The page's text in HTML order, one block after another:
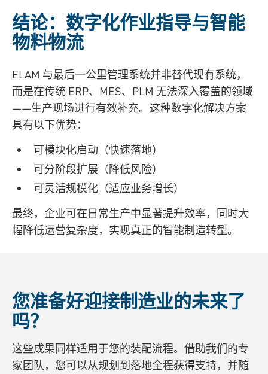
结论：数字化作业指导与智能
物料物流
ELAM 与最后一公里管理系统并非替代现有系统，
而是在传统 ERP、MES、PLM 无法深入覆盖的领域
——生产现场进行有效补充。这种数字化解决方案
具有以下优势：
可模块化启动（快速落地）
可分阶段扩展（降低风险）
可灵活规模化（适应业务增长）
最终，企业可在日常生产中显著提升效率，同时大
幅降低运营复杂度，实现真正的智能制造转型。
您准备好迎接制造业的未来了
吗？
这些成果同样适用于您的装配流程。借助我们的专
家团队，您可以从规划到落地全程获得支持，并随